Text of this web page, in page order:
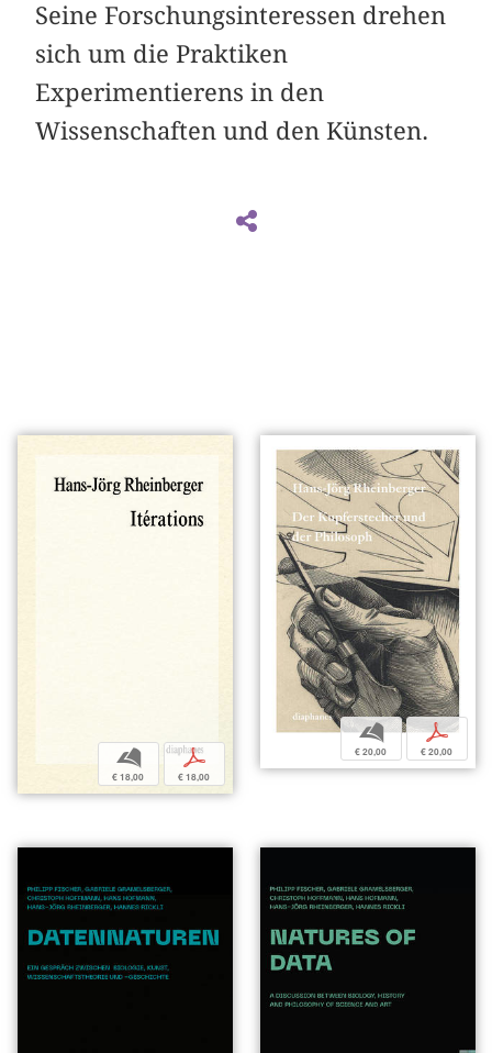
Seine Forschungsinteressen drehen
sich um die Praktiken
Experimentierens in den
Wissenschaften und den Künsten.
b
€ 18,00
p
€ 18,00
b
€ 20,00
p
€ 20,00